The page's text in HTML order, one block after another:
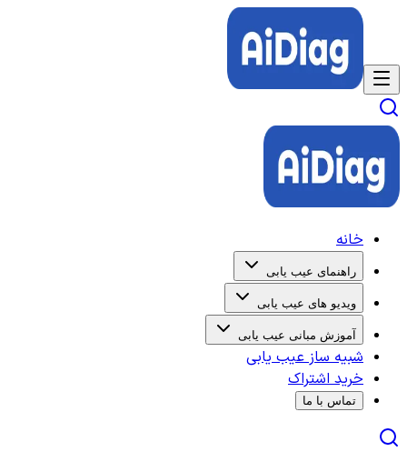
خانه
راهنمای عیب یابی
ویدیو های عیب یابی
آموزش مبانی عیب یابی
شبیه ساز عیب یابی
خرید اشتراک
تماس با ما